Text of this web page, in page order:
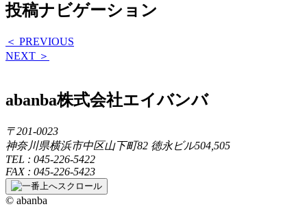
投稿ナビゲーション
＜ PREVIOUS
NEXT ＞
abanba株式会社エイバンバ
〒201-0023
神奈川県横浜市中区山下町82 徳永ビル504,505
TEL : 045-226-5422
FAX : 045-226-5423
© abanba